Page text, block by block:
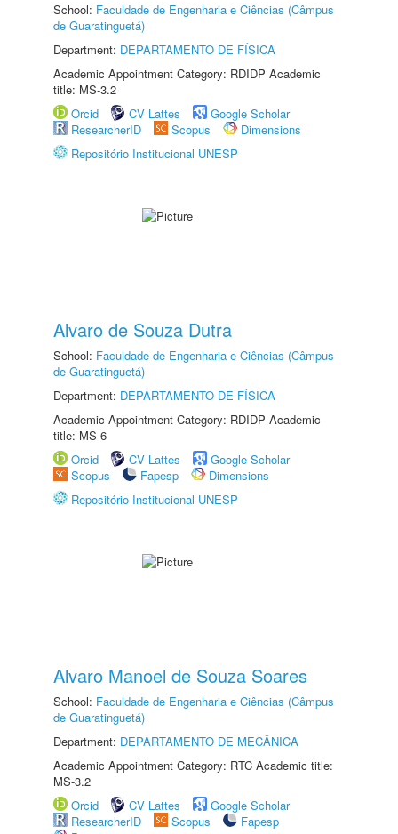
School: Faculdade de Engenharia e Ciências (Câmpus
de Guaratinguetá)
Department: DEPARTAMENTO DE FÍSICA
Academic Appointment Category: RDIDP Academic
title: MS-3.2
Orcid
CV Lattes
Google Scholar
ResearcherID
Scopus
Dimensions
Repositório Institucional UNESP
Alvaro de Souza Dutra
School: Faculdade de Engenharia e Ciências (Câmpus
de Guaratinguetá)
Department: DEPARTAMENTO DE FÍSICA
Academic Appointment Category: RDIDP Academic
title: MS-6
Orcid
CV Lattes
Google Scholar
Scopus
Fapesp
Dimensions
Repositório Institucional UNESP
Alvaro Manoel de Souza Soares
School: Faculdade de Engenharia e Ciências (Câmpus
de Guaratinguetá)
Department: DEPARTAMENTO DE MECÂNICA
Academic Appointment Category: RTC Academic title:
MS-3.2
Orcid
CV Lattes
Google Scholar
ResearcherID
Scopus
Fapesp